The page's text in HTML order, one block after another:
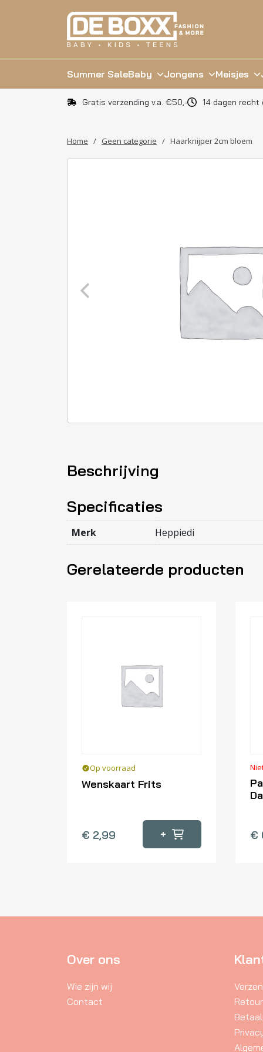
Summer SaleBaby Jongens Meisjes
Gratis verzending v.a. €50,- 14 dagen recht
Home / Geen categorie / Haarknijper 2cm bloem
Beschrijving
Specificaties
Merk Heppiedi
Gerelateerde producten
Op voorraad
Wenskaart Frits
€ 2,99 + €
Over ons
Wie zijn wij
Contact